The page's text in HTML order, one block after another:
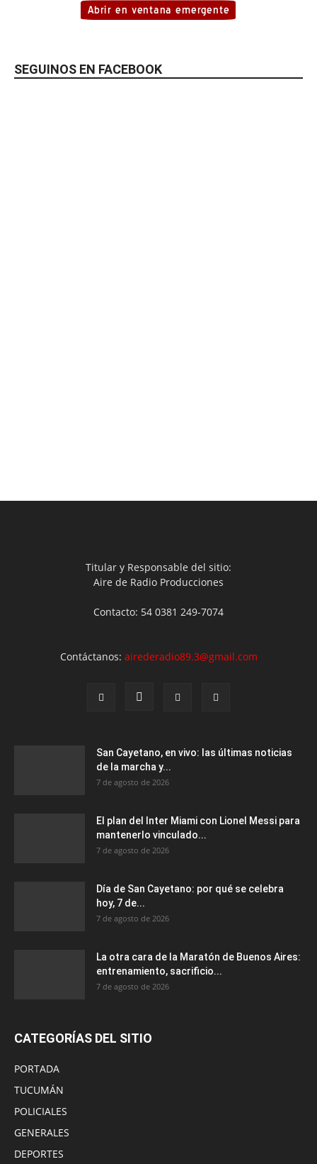
SEGUINOS EN FACEBOOK
Titular y Responsable del sitio:
Aire de Radio Producciones
Contacto: 54 0381 249-7074
Contáctanos: airederadio89.3@gmail.com
San Cayetano, en vivo: las últimas noticias
de la marcha y...
7 de agosto de 2026
El plan del Inter Miami con Lionel Messi para
mantenerlo vinculado...
7 de agosto de 2026
Día de San Cayetano: por qué se celebra
hoy, 7 de...
7 de agosto de 2026
La otra cara de la Maratón de Buenos Aires:
entrenamiento, sacrificio...
7 de agosto de 2026
CATEGORÍAS DEL SITIO
PORTADA
TUCUMÁN
POLICIALES
GENERALES
DEPORTES